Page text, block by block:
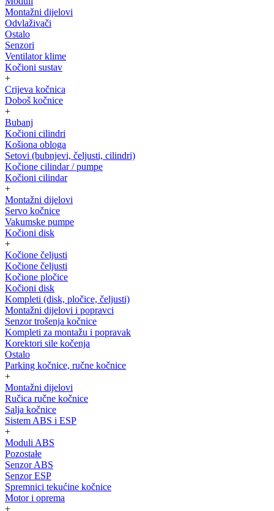
Montažni dijelovi
Odvlaživači
Ostalo
Senzori
Ventilator klime
Kočioni sustav
+
Crijeva kočnica
Doboš kočnice
+
Bubanj
Kočioni cilindri
Košiona obloga
Setovi (bubnjevi, čeljusti, cilindri)
Kočione cilindar / pumpe
Kočioni cilindar
+
Montažni dijelovi
Servo kočnice
Vakumske pumpe
Kočioni disk
+
Kočione čeljusti
Kočione čeljusti
Kočione pločice
Kočioni disk
Kompleti (disk, pločice, čeljusti)
Montažni dijelovi i popravci
Senzor trošenja kočnice
Kompleti za montažu i popravak
Korektori sile kočenja
Ostalo
Parking kočnice, ručne kočnice
+
Montažni dijelovi
Ručica ručne kočnice
Salja kočnice
Sistem ABS i ESP
+
Moduli ABS
Pozostałe
Senzor ABS
Senzor ESP
Spremnici tekućine kočnice
Motor i oprema
+